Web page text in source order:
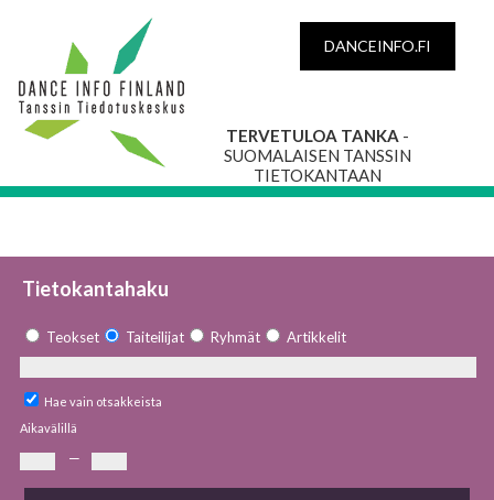
DANCEINFO.FI
TERVETULOA TANKA -
SUOMALAISEN TANSSIN
TIETOKANTAAN
Tietokantahaku
Teokset Taiteilijat Ryhmät Artikkelit
Hae vain otsakkeista
Aikavälillä
—